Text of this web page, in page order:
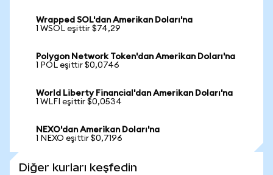
Wrapped SOL'dan Amerikan Doları'na
1 WSOL eşittir $74,29
Polygon Network Token'dan Amerikan Doları'na
1 POL eşittir $0,0746
World Liberty Financial'dan Amerikan Doları'na
1 WLFI eşittir $0,0534
NEXO'dan Amerikan Doları'na
1 NEXO eşittir $0,7196
Diğer kurları keşfedin